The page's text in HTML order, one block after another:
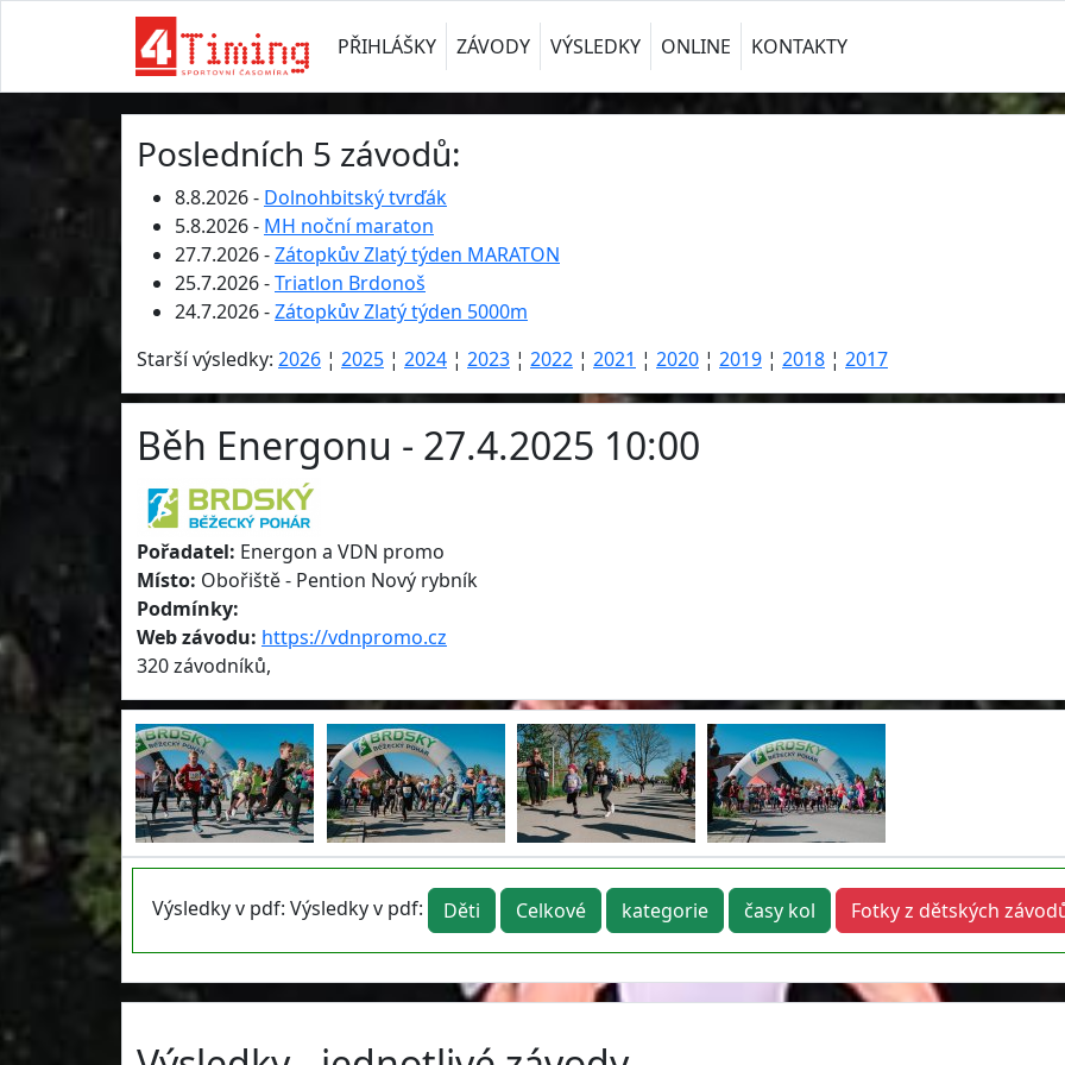
PŘIHLÁŠKY ZÁVODY VÝSLEDKY ONLINE KONTAKTY
Posledních 5 závodů:
8.8.2026 - Dolnohbitský tvrďák
5.8.2026 - MH noční maraton
27.7.2026 -Zátopkův Zlatý týden MARATON
25.7.2026 -Triatlon Brdonoš
24.7.2026 -Zátopkův Zlatý týden 5000m
Starší výsledky: 2026 ¦ 2025 ¦ 2024 ¦ 2023 ¦ 2022 ¦ 2021 ¦ 2020 ¦ 2019 ¦ 2018 ¦ 2017
Běh Energonu - 27.4.2025 10:00
Pořadatel: Energon a VDN promo
Místo: Obořiště - Pention Nový rybník
Podmínky:
Web závodu: https://vdnpromo.cz
320 závodníků,
Výsledky v pdf: Výsledky v pdf: Děti Celkové kategorie časy kol Fotky z dětských